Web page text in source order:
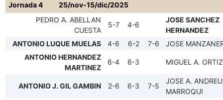
Jornada 4
25/nov-15/dic/2025
PEDRO A. ABELLAN
CUESTA
5-7 4-6
JOSE SANCHEZ
HERNANDEZ
ANTONIO LUQUE MUELAS
4-6 6-2 7-6
JOSE
ANTONIO HERNANDEZ
MARTINEZ
6-4 6-3 MIGUEL A.
ANTONIO J. GIL GAMBIN 2-6 6-3 7-5
JOSE A. ANDREU
MARROQUI